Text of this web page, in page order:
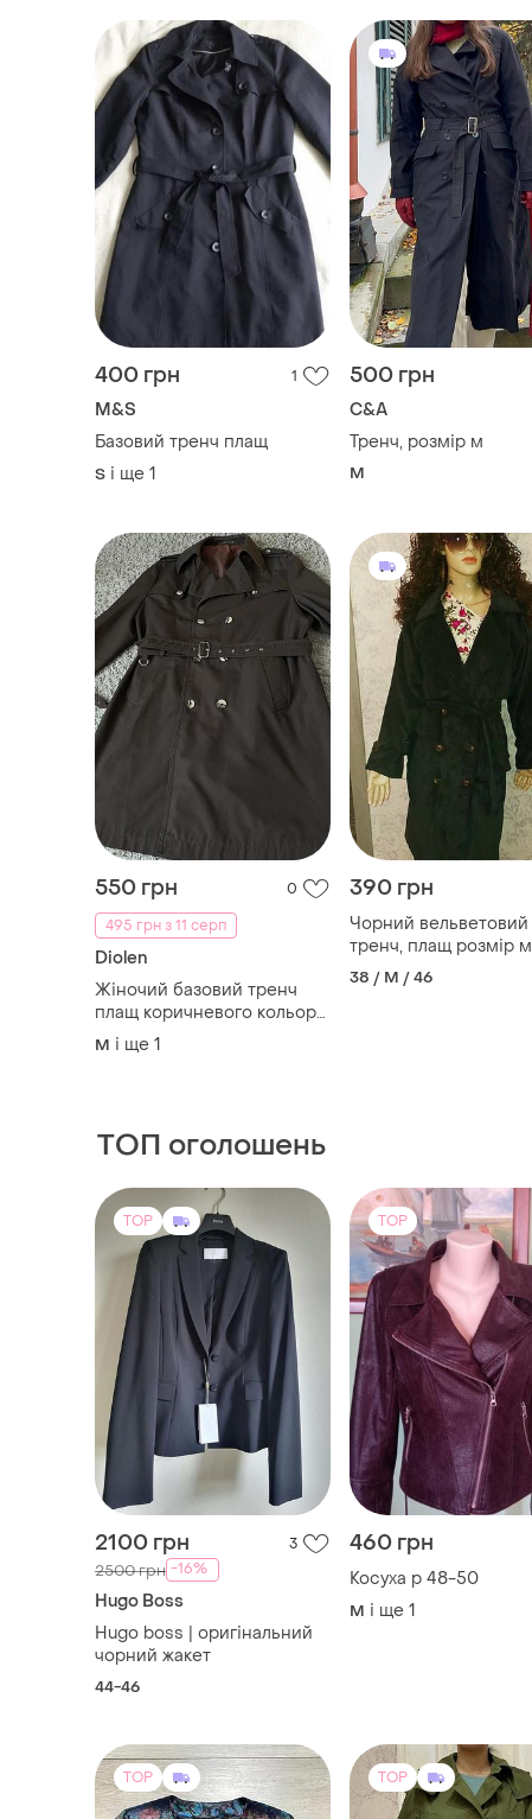
400 грн
M&S
Базовий тренч плащ
S
500 грн
C&A
Тренч, розмір м
M
550 грн
495 грн з 11 серп
Жіночий базовий тренч
розмір м-л
1
390 грн
Чорний вельветовий
тренч, плащ розмір м
38 / M / 46
ТОП оголошень
2100 грн
2500 грн -16%
Hugo Boss
Hugo boss | оригінальний
чорний жакет
44-46
460 грн
Косуха р 48-50
M і ще
TOP